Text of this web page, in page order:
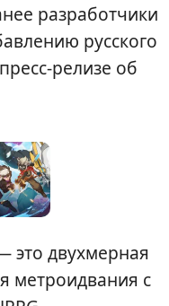
разработчики
русского
релизе об
это двухмерная
метроидвания с